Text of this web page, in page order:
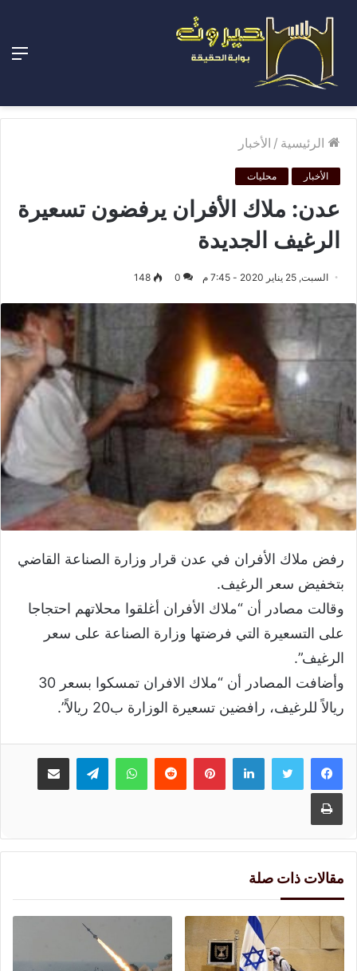
الرئيسية / الأخبار
الأخبار محليات
عدن: ملاك الأفران يرفضون تسعيرة
الرغيف الجديدة
السبت, 25 يناير 2020 - 7:45 م 0
148
رفض ملاك الأفران في عدن قرار وزارة الصناعة القاضي
بتخفيض سعر الرغيف.
وقالت مصادر أن “ملاك الأفران أغلقوا محلاتهم احتجاجا
على التسعيرة التي فرضتها وزارة الصناعة على سعر
الرغيف”.
وأضافت المصادر أن “ملاك الافران تمسكوا بسعر 30
ريالاً للرغيف، رافضين تسعيرة الوزارة ب20 ريالاً”.
لينكدإنبينتيريست واتسابتيلقرام مشاركة عبر البريد
طباعة
مقالات ذات صلة